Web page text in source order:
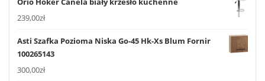
239,00zł
Asti Szafka Pozioma Niska Go-45 Hk-Xs Blum Fornir
100265143
300,00zł